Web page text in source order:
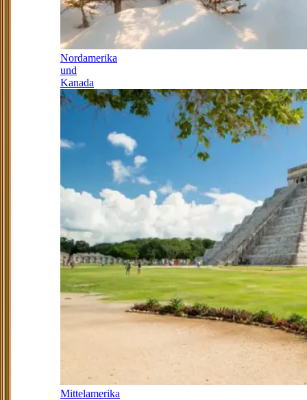
Nordamerika
und
Kanada
Mittelamerika